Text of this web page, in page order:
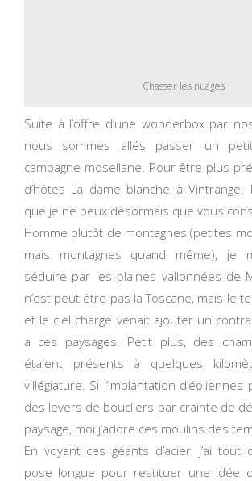
Chasser les nuages
Suite à l’offre d’une wonderbox par
nous sommes allés passer un
campagne mosellane. Pour être plus
d’hôtes La dame blanche à Vintrange.
que je ne peux désormais que vous
Homme plutôt de montagnes (petites
mais montagnes quand même), je
séduire par les plaines vallonnées de
n’est peut être pas la Toscane, mais le
et le ciel chargé venait ajouter un
a ces paysages. Petit plus, des
étaient présents à quelques
villégiature. Si l’implantation
des levers de boucliers par crainte de
paysage, moi j’adore ces moulins des
En voyant ces géants d’acier, j’ai
pose longue pour restituer une idée